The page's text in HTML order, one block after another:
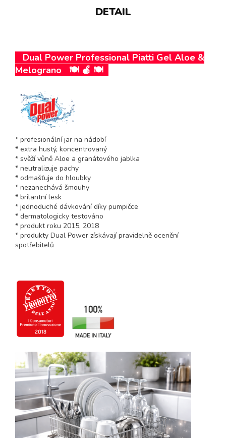
DETAIL
Dual Power Professional Piatti Gel Aloe &
Melograno 🍽️ 🍎 🍽️
* profesionální jar na nádobí
* extra hustý, koncentrovaný
* svěží vůně Aloe a granátového jablka
* neutralizuje pachy
* odmašťuje do hloubky
* nezanechává šmouhy
* brilantní lesk
* jednoduché dávkování díky pumpičce
* dermatologicky testováno
* produkt roku 2015, 2018
* produkty Dual Power získávají pravidelně ocenění
spotřebitelů